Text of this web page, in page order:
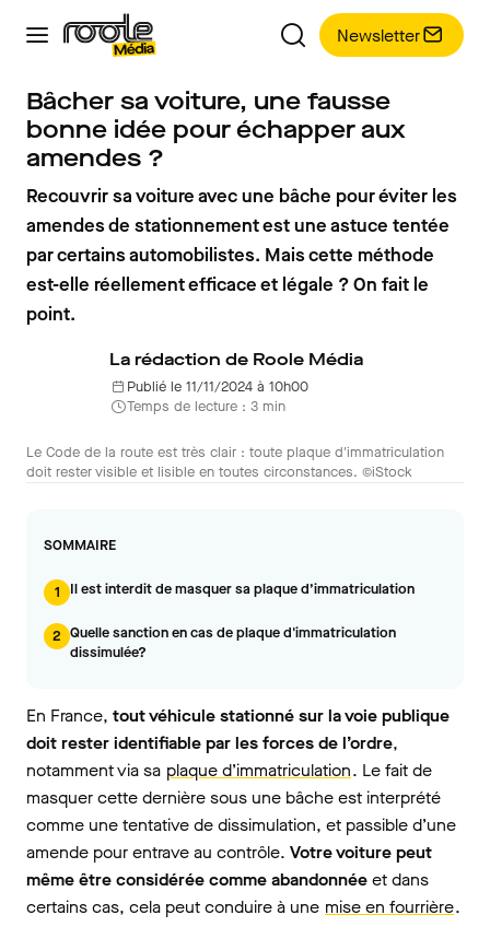
Newsletter
Bâcher sa voiture, une fausse
bonne idée pour échapper aux
amendes ?
Recouvrir sa voiture avec une bâche pour éviter les
amendes de stationnement est une astuce tentée
par certains automobilistes. Mais cette méthode
est-elle réellement efficace et légale ? On fait le
point.
La rédaction de Roole Média
Publié le 11/11/2024 à 10h00
Temps de lecture : 3 min
Le Code de la route est très clair : toute plaque d'immatriculation
doit rester visible et lisible en toutes circonstances. ©iStock
SOMMAIRE
1 Il est interdit de masquer sa plaque d’immatriculation
2 Quelle sanction en cas de plaque d'immatriculation
dissimulée?
En France, tout véhicule stationné sur la voie publique
doit rester identifiable par les forces de l’ordre,
notamment via sa plaque d’immatriculation. Le fait de
masquer cette dernière sous une bâche est interprété
comme une tentative de dissimulation, et passible d’une
amende pour entrave au contrôle. Votre voiture peut
même être considérée comme abandonnéeet dans
certains cas, cela peut conduire à une mise en fourrière.